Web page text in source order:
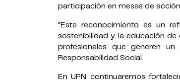
participación en mesas de
"Este reconocimiento es un
sostenibilidad y la educación
profesionales que generen
Responsabilidad Social.
En UPN continuaremos